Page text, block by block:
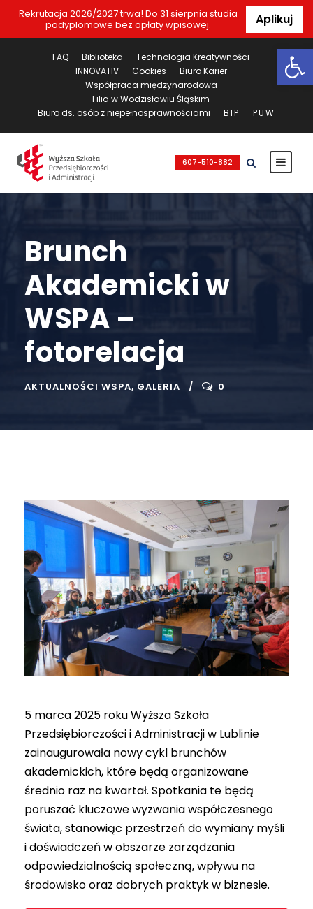
Rekrutacja 2026/2027 trwa! Do 31 sierpnia studia
podyplomowe bez opłaty wpisowej.
Aplikuj
FAQ Biblioteka
Technologia Kreatywności
INNOVATIV
Cookies
Biuro Karier
Współpraca międzynarodowa
Filia w Wodzisławiu Śląskim
Biuro ds. osób z niepełnosprawnościami
BIP PUW
607-510-882
Brunch
Akademicki w
WSPA –
fotorelacja
AKTUALNOŚCI WSPA, GALERIA 0
5 marca 2025 roku Wyższa Szkoła
Przedsiębiorczości i Administracji w Lublinie
zainaugurowała nowy cykl brunchów
akademickich, które będą organizowane
średnio raz na kwartał. Spotkania te będą
poruszać kluczowe wyzwania współczesnego
świata, stanowiąc przestrzeń do wymiany myśli
i doświadczeń w obszarze zarządzania
odpowiedzialnością społeczną, wpływu na
środowisko oraz dobrych praktyk w biznesie.